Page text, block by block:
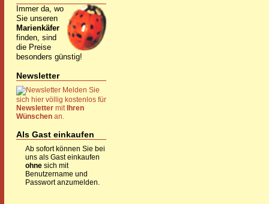
Immer da, wo
Sie unseren
Marienkäfer
finden, sind
die Preise
besonders günstig!
Newsletter
Melden Sie
sich hier völlig kostenlos für
Newsletter mit Ihren
Wünschen an.
Als Gast einkaufen
Ab sofort können Sie bei
uns als Gast einkaufen
ohne sich mit
Benutzername und
Passwort anzumelden.